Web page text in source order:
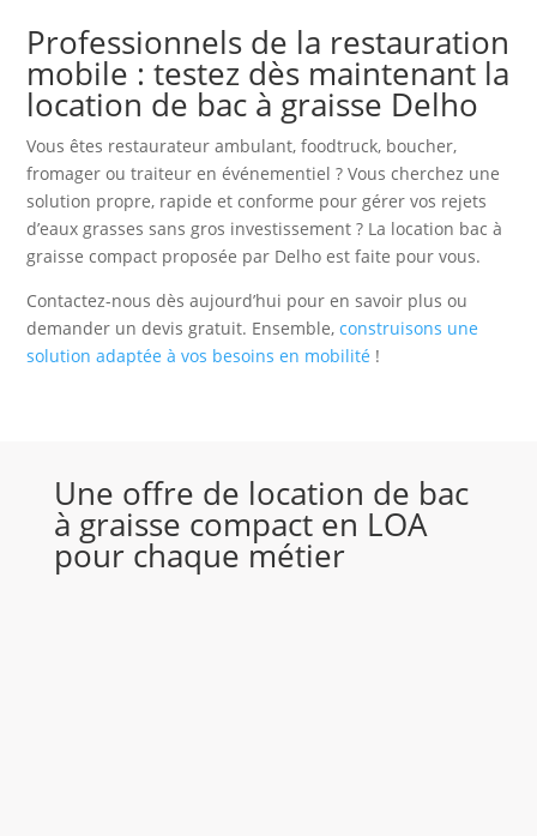
Professionnels de la restauration
mobile : testez dès maintenant la
location de bac à graisse Delho
Vous êtes restaurateur ambulant, foodtruck, boucher,
fromager ou traiteur en événementiel ? Vous cherchez une
solution propre, rapide et conforme pour gérer vos rejets
d’eaux grasses sans gros investissement ? La location bac à
graisse compact proposée par Delho est faite pour vous.
Contactez-nous dès aujourd’hui pour en savoir plus ou
demander un devis gratuit. Ensemble,construisons une
solution adaptée à vos besoins en mobilité !
Une offre de location de bac
à graisse compact en LOA
pour chaque métier